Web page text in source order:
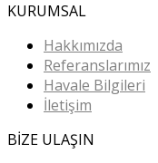
KURUMSAL
Hakkımızda
Referanslarımız
Havale Bilgileri
İletişim
BİZE ULAŞIN